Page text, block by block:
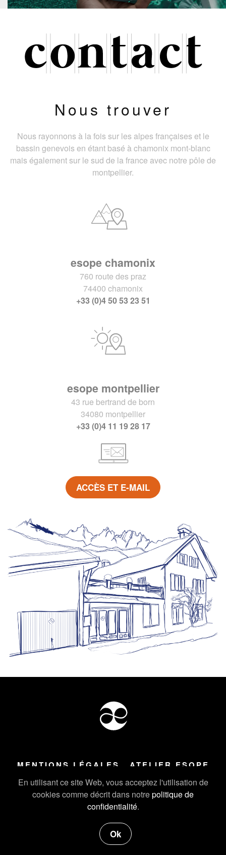
En utilisant ce site Web, vous acceptez l'utilisation de
cookies comme décrit dans notrepolitique de
confidentialité.
Ok
Nous trouver
Nous rayonnons à la fois sur les alpes françaises et le
bassin genevois en étant basé à chamonix mont-blanc
mais également sur le sud de la france avec notre pôle de
montpellier.
esope chamonix
760 route des praz
74400 chamonix
+33 (0)4 50 53 23 51
esope montpellier
43 rue bertrand de born
34080 montpellier
+33 (0)4 11 19 28 17
ACCÈS ET E-MAIL
MENTIONS LÉGALES ATELIER ESOPE